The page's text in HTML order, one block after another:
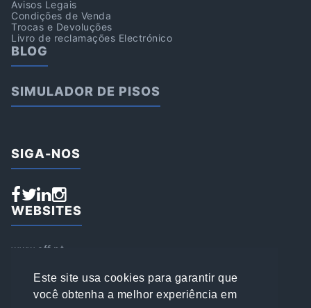
Este site usa cookies para garantir que
você obtenha a melhor experiência em
Avisos Legais
Condições de Venda
Trocas e Devoluções
Livro de reclamações Electrónico
BLOG
SIMULADOR DE PISOS
SIGA-NOS
WEBSITES
www.aff.pt
www.loja.affsports.pt
PESQUISAR